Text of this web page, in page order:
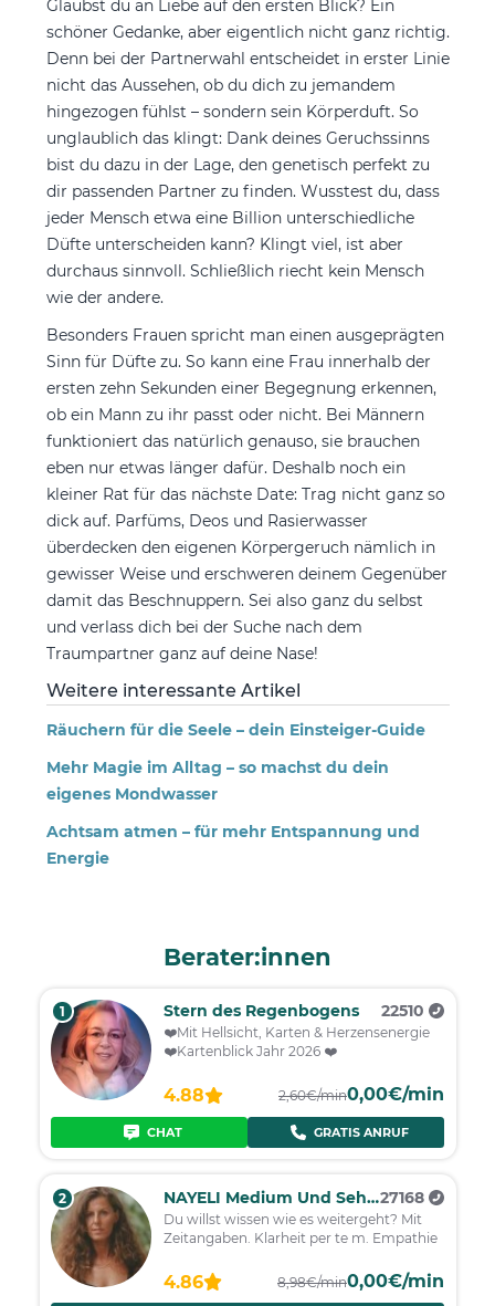
Glaubst du an Liebe auf den ersten Blick? Ein
schöner Gedanke, aber eigentlich nicht ganz richtig.
Denn bei der Partnerwahl entscheidet in erster Linie
nicht das Aussehen, ob du dich zu jemandem
hingezogen fühlst – sondern sein Körperduft. So
unglaublich das klingt: Dank deines Geruchssinns
bist du dazu in der Lage, den genetisch perfekt zu
dir passenden Partner zu finden. Wusstest du, dass
jeder Mensch etwa eine Billion unterschiedliche
Düfte unterscheiden kann? Klingt viel, ist aber
durchaus sinnvoll. Schließlich riecht kein Mensch
wie der andere.
Besonders Frauen spricht man einen ausgeprägten
Sinn für Düfte zu. So kann eine Frau innerhalb der
ersten zehn Sekunden einer Begegnung erkennen,
ob ein Mann zu ihr passt oder nicht. Bei Männern
funktioniert das natürlich genauso, sie brauchen
eben nur etwas länger dafür. Deshalb noch ein
kleiner Rat für das nächste Date: Trag nicht ganz so
dick auf. Parfüms, Deos und Rasierwasser
überdecken den eigenen Körpergeruch nämlich in
gewisser Weise und erschweren deinem Gegenüber
damit das Beschnuppern. Sei also ganz du selbst
und verlass dich bei der Suche nach dem
Traumpartner ganz auf deine Nase!
Weitere interessante Artikel
Räuchern für die Seele – dein Einsteiger-Guide
Mehr Magie im Alltag – so machst du dein
eigenes Mondwasser
Achtsam atmen – für mehr Entspannung und
Energie
Berater:innen
1 Stern des Regenbogens 22510
❤️Mit Hellsicht, Karten & Herzensenergie
❤️Kartenblick Jahr 2026 ❤️
4.88 2,60€/min0,00€/min
CHAT GRATIS ANRUF
2 NAYELI Medium Und Seherin27168
Du willst wissen wie es weitergeht? Mit
Zeitangaben. Klarheit per te m. Empathie
4.86 8,98€/min0,00€/min